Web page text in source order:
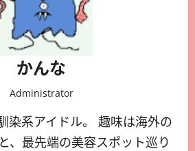
かんな
Administrator
染系アイドル。 趣味は海外の
、最先端の美容スポット巡り